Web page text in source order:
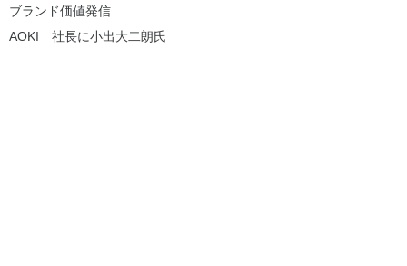
ブランド価値発信
AOKI 社長に小出大二朗氏